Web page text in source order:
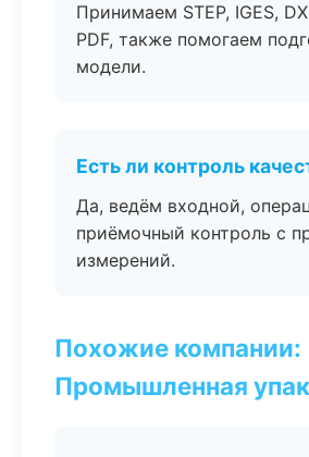
Принимаем STEP, IGES,
PDF, также помогаем
модели.
Есть ли контроль
Да, ведём входной,
приёмочный контроль с
измерений.
Похожие компании:
Промышленная